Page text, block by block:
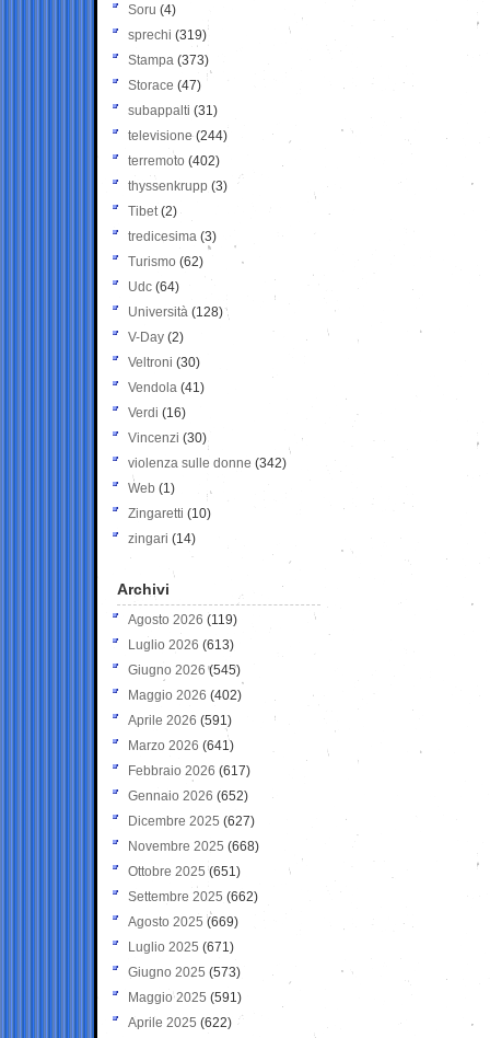
Soru (4)
sprechi (319)
Stampa (373)
Storace (47)
subappalti (31)
televisione(244)
terremoto (402)
thyssenkrupp (3)
Tibet(2)
tredicesima (3)
Turismo (62)
Udc (64)
Università (128)
V-Day (2)
Veltroni (30)
Vendola (41)
Verdi (16)
Vincenzi (30)
violenza sulle donne (342)
Web (1)
Zingaretti (10)
zingari (14)
Archivi
Agosto 2026 (119)
Luglio 2026 (613)
Giugno 2026 (545)
Maggio 2026 (402)
Aprile 2026 (591)
Marzo 2026 (641)
Febbraio 2026 (617)
Gennaio 2026 (652)
Dicembre 2025 (627)
Novembre 2025 (668)
Ottobre 2025 (651)
Settembre 2025 (662)
Agosto 2025 (669)
Luglio 2025 (671)
Giugno 2025 (573)
Maggio 2025 (591)
Aprile 2025 (622)